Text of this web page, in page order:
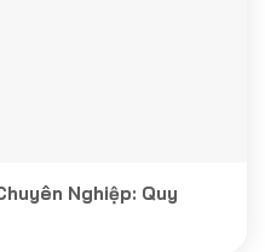
Nghiệp: Quy